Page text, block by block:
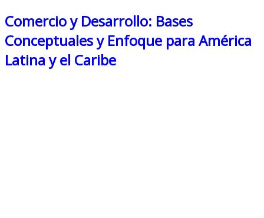
Comercio y Desarrollo: Bases
Conceptuales y Enfoque para América
Latina y el Caribe